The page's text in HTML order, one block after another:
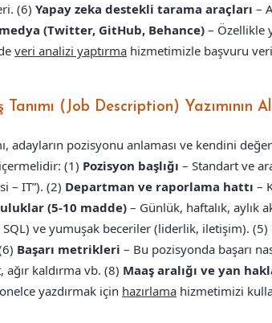
(6) Yapay zeka destekli tarama araçları –
(Twitter, GitHub, Behance) – Özellikle
veri analizi yaptırma hizmetimizle başvuru
Tanımı (Job Description) Yazımının
adayların pozisyonu anlaması ve kendini
(1) Pozisyon başlığı – Standart ve
– IT”). (2) Departman ve raporlama hattı –
(5-10 madde)– Günlük, haftalık, aylık
SQL) ve yumuşak beceriler (liderlik, iletişim). (5)
Başarı metrikleri – Bu pozisyonda başarı
ağır kaldırma vb. (8) Maaş aralığı ve yan
yazdırmak için hazırlama hizmetimizi